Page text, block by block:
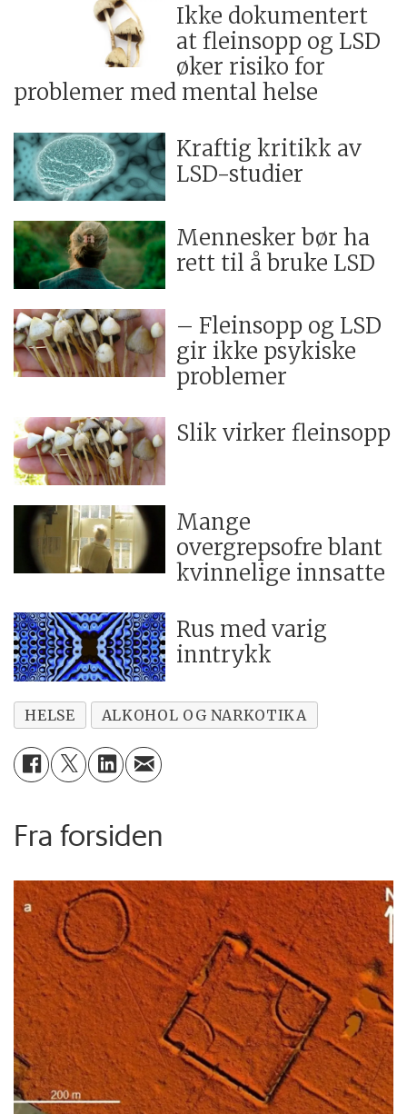
Ikke dokumentert
at fleinsopp og LSD
øker risiko for
problemer med mental helse
Kraftig kritikk av
LSD-studier
Mennesker bør ha
rett til å bruke LSD
– Fleinsopp og LSD
gir ikke psykiske
problemer
Slik virker fleinsopp
Mange
overgrepsofre blant
kvinnelige innsatte
Rus med varig
inntrykk
HELSE ALKOHOL OG NARKOTIKA
Fra forsiden